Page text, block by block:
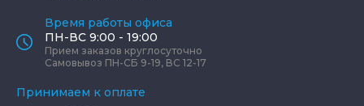
Время работы офиса
ПН-ВС 9:00 - 19:00
Прием заказов круглосуточно
Самовывоз ПН-СБ 9-19, ВС 12-17
Принимаем к оплате